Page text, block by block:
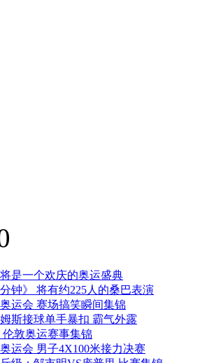
是一个欢庆的奥运盛典
钟》 将有约225人的桑巴表演
运会 赛场搞笑瞬间集锦
斯接球单手暴扣 霸气外露
敦奥运赛事集锦
运会 男子4X100米接力决赛